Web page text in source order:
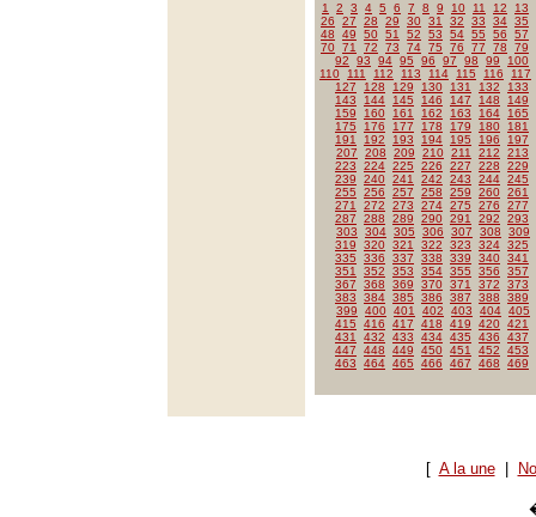
1 2 3 4 5 6 7 8 9 10 11 12
13
26
27 28 29 30 31 32 33 34 35
48
49 50 51 52 53 54 55 56
57
70 71 72 73 74 75 76 77 78
79
92
93 94 95 96 97 98 99
100
110
111 112 113 114 115 116
117
127
128 129 130 131 132
133
143
144 145 146 147 148
149
159
160 161 162 163 164
165
175
176 177 178 179 180
181
191
192 193 194 195 196
197
207
208 209 210 211 212
213
223
224 225 226 227 228
229
239
240 241 242 243 244 245
255
256 257 258 259 260 261
271
272 273 274 275 276
277
287
288 289 290 291 292
293
303
304 305 306 307 308
309
319
320 321 322 323 324 325
335
336 337 338 339 340 341
351
352 353 354 355 356
357
367
368 369 370 371 372
373
383
384 385 386 387 388
389
399
400 401 402 403 404 405
415
416 417 418 419 420 421
431
432 433 434 435 436
437
447
448 449 450 451 452
453
463
464 465 466 467 468 469
[ A la une|